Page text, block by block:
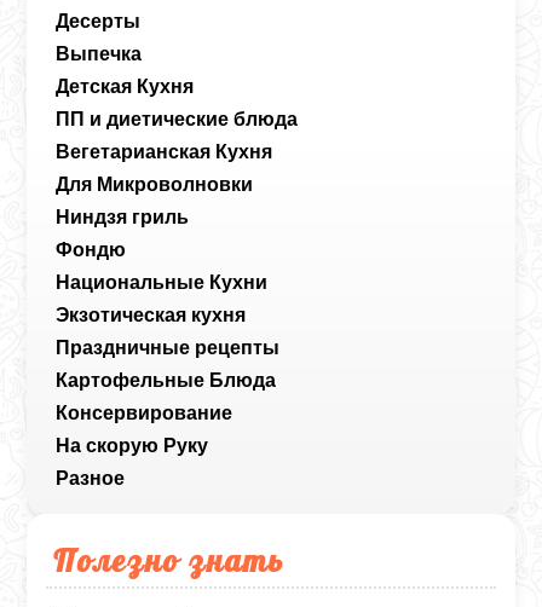
Десерты
Выпечка
Детская Кухня
ПП и диетические блюда
Вегетарианская Кухня
Для Микроволновки
Ниндзя гриль
Фондю
Национальные Кухни
Экзотическая кухня
Праздничные рецепты
Картофельные Блюда
Консервирование
На скорую Руку
Разное
Полезно знать